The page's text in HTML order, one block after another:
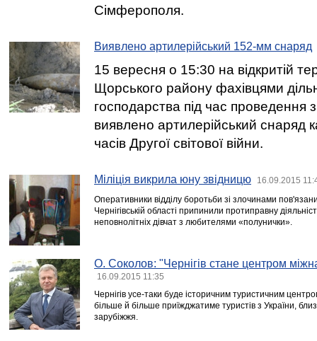
Сімферополя.
Виявлено артилерійський 152-мм снаряд
15 вересня о 15:30 на відкритій
Щорського району фахівцями
господарства під час проведення
виявлено артилерійський снаряд
часів Другої світової війни.
Міліція викрила юну звідницю 16.09.2015
Оперативники відділу боротьби зі злочинами
Чернігівській області припинили протиправну
неповнолітніх дівчат з любителями «полунички».
О. Соколов: "Чернігів стане центром
16.09.2015 11:35
Чернігів усе-таки буде історичним туристичним
більше й більше приїжджатиме туристів з України,
зарубіжжя.